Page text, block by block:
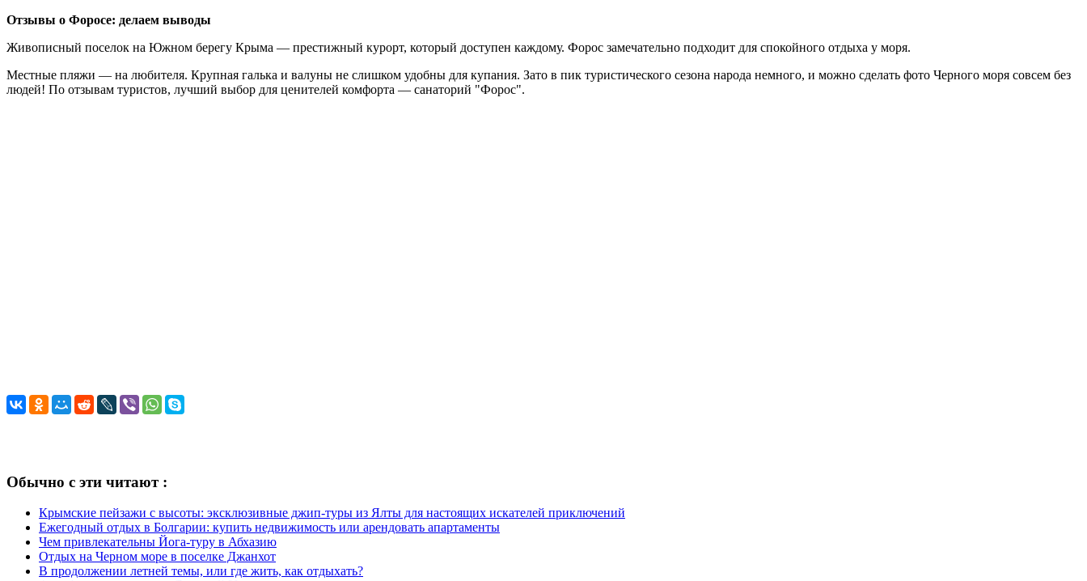
Отзывы о Форосе: делаем выводы
Живописный поселок на Южном берегу Крыма — престижный курорт, который доступен каждому. Форос замечательно подходит для спокойного отдыха у моря.
Местные пляжи — на любителя. Крупная галька и валуны не слишком удобны для купания. Зато в пик туристического сезона народа немного, и можно сделать фото Черного моря совсем без
людей! По отзывам туристов, лучший выбор для ценителей комфорта — санаторий "Форос".
Обычно с эти читают :
Крымские пейзажи с высоты: эксклюзивные джип-туры из Ялты для настоящих искателей приключений
Ежегодный отдых в Болгарии: купить недвижимость или арендовать апартаменты
Чем привлекательны Йога-туру в Абхазию
Отдых на Черном море в поселке Джанхот
В продолжении летней темы, или где жить, как отдыхать?